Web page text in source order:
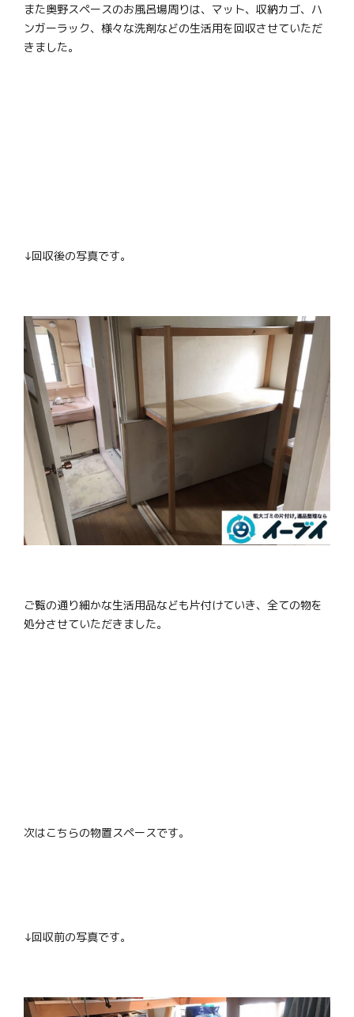
また奥野スペースのお風呂場周りは、マット、収納カゴ、ハ
ンガーラック、様々な洗剤などの生活用を回収させていただ
きました。
↓回収後の写真です。
ご覧の通り細かな生活用品なども片付けていき、全ての物を
処分させていただきました。
次はこちらの物置スペースです。
↓回収前の写真です。